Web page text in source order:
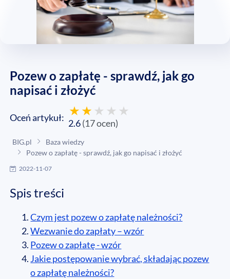
Pozew o zapłatę - sprawdź, jak go
napisać i złożyć
Oceń artykuł: 2.6(17ocen)
BIG.pl
Baza wiedzy
Pozew o zapłatę - sprawdź, jak go napisać i złożyć
2022-11-07
Spis treści
Czym jest pozew o zapłatę należności?
Wezwanie do zapłaty – wzór
Pozew o zapłatę - wzór
Jakie postępowanie wybrać, składając pozew
o zapłatę należności?